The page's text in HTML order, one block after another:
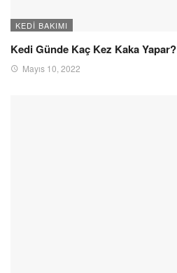
KEDI BAKIMI
Kedi Günde Kaç Kez Kaka Yapar?
Mayıs 10, 2022